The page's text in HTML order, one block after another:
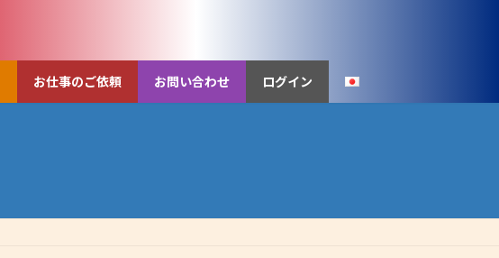
お仕事のご依頼 お問い合わせ ログイン